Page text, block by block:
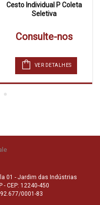
Cesto Individual P Coleta
Seletiva
Consulte-nos
VER DETALHES
01 - Jardim das Indústrias
CEP: 12240-450
0001-83